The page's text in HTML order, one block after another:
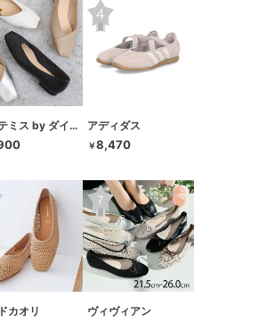
アルテミス by ダイアナ アディダス
￥8,470
カオリ ヴィヴィアン